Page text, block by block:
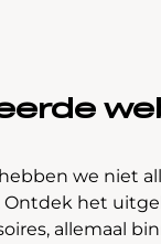
we niet
Ontdek het
allemaal